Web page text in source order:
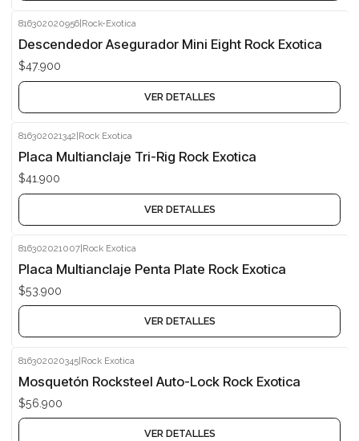
816302020956 Rock-Exotica
Descendedor Asegurador Mini Eight Rock Exotica
$47.900
VER DETALLES
816302021342 Rock Exotica
Placa Multianclaje Tri-Rig Rock Exotica
$41.900
VER DETALLES
816302021007|Rock Exotica
Placa Multianclaje Penta Plate Rock Exotica
$53.900
VER DETALLES
816302020345|Rock Exotica
Mosquetón Rocksteel Auto-Lock Rock Exotica
$56.900
VER DETALLES